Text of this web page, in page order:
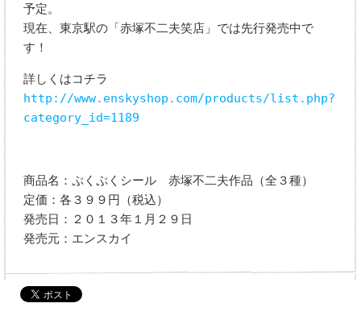
予定。
現在、東京駅の「赤塚不二夫笑店」では先行発売中で
す！
詳しくはコチラ
http://www.enskyshop.com/products/list.php?
category_id=1189
商品名：ぷくぷくシール 赤塚不二夫作品（全３種）
定価：各３９９円（税込）
発売日：２０１３年１月２９日
発売元：エンスカイ